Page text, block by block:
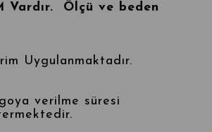
Vardır. Ölçü ve beden
Uygulanmaktadır.
verilme süresi